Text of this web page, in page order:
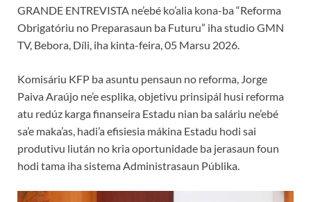
GRANDE ENTREVISTA ne’ebé ko’alia kona-ba “Reforma
Obrigatóriu no Preparasaun ba Futuru” iha studio GMN
TV, Bebora, Díli, iha kinta-feira, 05 Marsu 2026.
Komisáriu KFP ba asuntu pensaun no reforma, Jorge
Paiva Araújo ne’e esplika, objetivu prinsipál husi reforma
atu redúz karga finanseira Estadu nian ba saláriu ne’ebé
sa’e maka’as, hadi’a efisiesia mákina Estadu hodi sai
produtivu liután no kria oportunidade ba jerasaun foun
hodi tama iha sistema Administrasaun Públika.